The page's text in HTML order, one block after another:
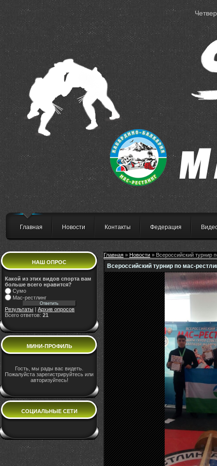
Главная Новости Контакты Федерация
НАШ ОПРОС
Какой из этих видов спорта вам
больше всего нравится?
Сумо
Мас-рестлинг
Результаты
Архив опросов
Всего ответов: 21
МИНИ-ПРОФИЛЬ
Гость, мы рады вас видеть.
Пожалуйста зарегистрируйтесь или
авторизуйтесь!
СОЦИАЛЬНЫЕ СЕТИ
Главная » Новости » Всероссийский турнир
Всероссийский турнир по мас-